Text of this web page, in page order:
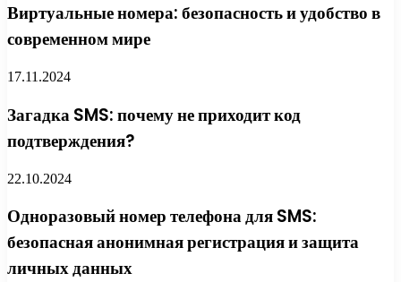
Виртуальные номера: безопасность и удобство в
современном мире
17.11.2024
Загадка SMS: почему не приходит код
подтверждения?
22.10.2024
Одноразовый номер телефона для SMS:
безопасная анонимная регистрация и защита
личных данных